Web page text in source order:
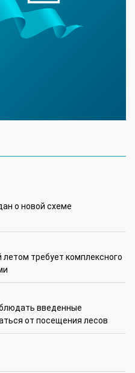
о новой схеме
требует комплексного
введенные
от посещения лесов